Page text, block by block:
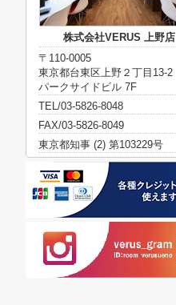
株式会社VERUS 上野店
〒110-0005
東京都台東区上野２丁目13-2
パークサイドビル 7F
TEL/03-5826-8048
FAX/03-5826-8049
東京都知事 (2) 第103229号